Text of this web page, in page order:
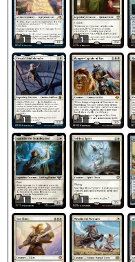
1 1
1 1
1 1